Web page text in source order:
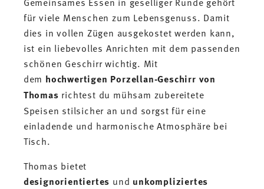
für viele Menschen zum Lebensgenuss. Damit
dies in vollen Zügen ausgekostet werden kann,
ist ein liebevolles Anrichten mit dem passenden
schönen Geschirr wichtig. Mit
dem hochwertigen Porzellan-Geschirr von
Thomas richtest du mühsam zubereitete
Speisen stilsicher an und sorgst für eine
einladende und harmonische Atmosphäre bei
Tisch.
Thomas bietet
designorientiertes und unkompliziertes